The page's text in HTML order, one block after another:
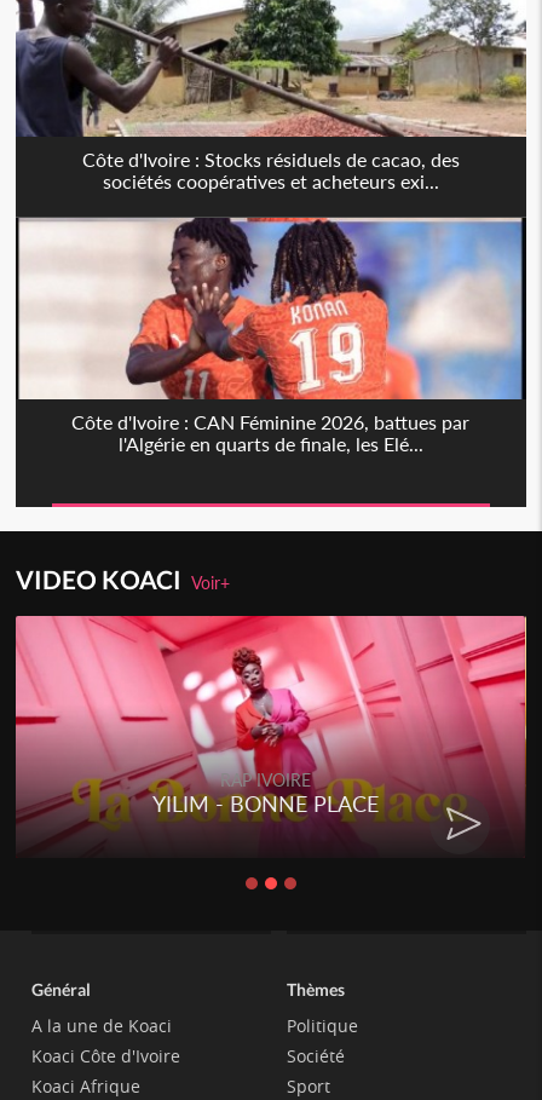
Côte d'Ivoire : Stocks résiduels de cacao, des
sociétés coopératives et acheteurs exi...
Côte d'Ivoire : CAN Féminine 2026, battues par
l'Algérie en quarts de finale, les Elé...
VIDEO KOACIVoir+
RAP IVOIRE
YILIM - BONNE PLACE
Général
A la une de Koaci
Koaci Côte d'Ivoire
Koaci Afrique
Thèmes
Politique
Société
Sport